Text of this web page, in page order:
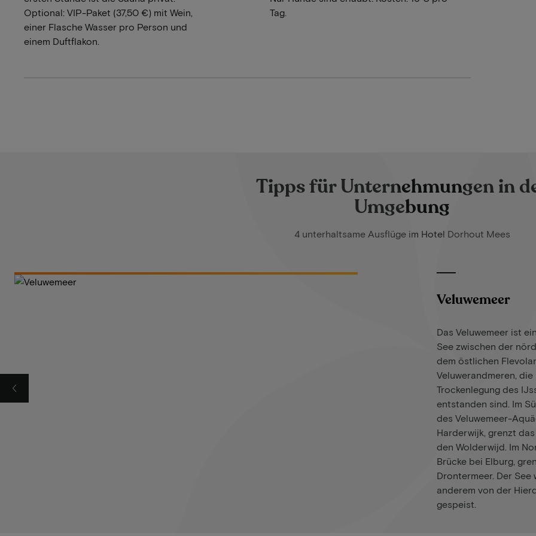
Optional: VIP-Paket (37,50 €) mit Wein,
einer Flasche Wasser pro Person und
einem Duftflakon.
Tag.
Tipps für Unternehmungen in
Umgebung
4 unterhaltsame Ausflüge im Hotel Dorhout Mees
Veluwemeer
Das Veluwemeer ist
See zwischen der
dem östlichen
Veluwerandmeren,
Trockenlegung des
entstanden sind. Im
des Veluwemeer-
Harderwijk, grenzt
den Wolderwijd. Im
Brücke bei Elburg,
Drontermeer. Der See
anderem von der
gespeist.